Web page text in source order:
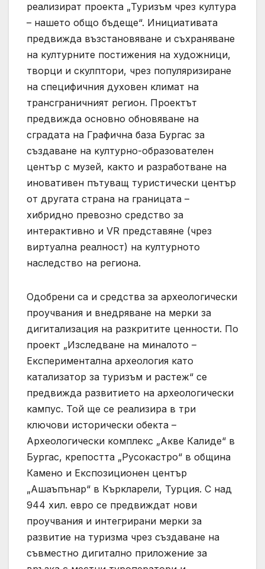
реализират проекта „Туризъм чрез култура
– нашето общо бъдеще“. Инициативата
предвижда възстановяване и съхраняване
на културните постижения на художници,
творци и скулптори, чрез популяризиране
на специфичния духовен климат на
трансграничният регион. Проектът
предвижда основно обновяване на
сградата на Графична база Бургас за
създаване на културно-образователен
център с музей, както и разработване на
иновативен пътуващ туристически център
от другата страна на границата –
хибридно превозно средство за
интерактивно и VR представяне (чрез
виртуална реалност) на културното
наследство на региона.
Одобрени са и средства за археологически
проучвания и внедряване на мерки за
дигитализация на разкритите ценности. По
проект „Изследване на миналото –
Експериментална археология като
катализатор за туризъм и растеж“ се
предвижда развитието на археологически
кампус. Той ще се реализира в три
ключови исторически обекта –
Археологически комплекс „Акве Калиде“ в
Бургас, крепостта „Русокастро“ в община
Камено и Експозиционен център
„Ашаъпънар“ в Къркларели, Турция. С над
944 хил. евро се предвиждат нови
проучвания и интегрирани мерки за
развитие на туризма чрез създаване на
съвместно дигитално приложение за